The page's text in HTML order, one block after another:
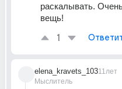
раскалывать.
вещь!
1
elena_kravets_103
Мыслитель
11лет